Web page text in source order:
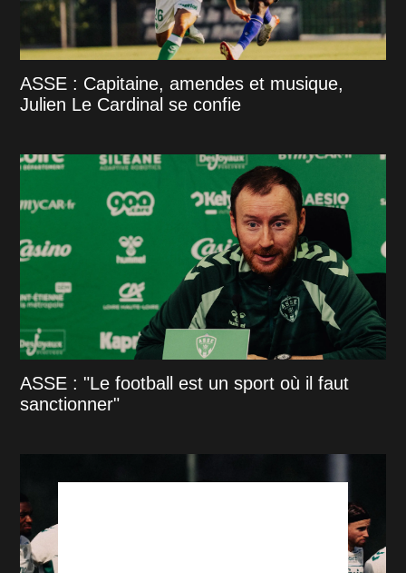
ASSE : Capitaine, amendes et musique,
Julien Le Cardinal se confie
ASSE : "Le football est un sport où il faut
sanctionner"